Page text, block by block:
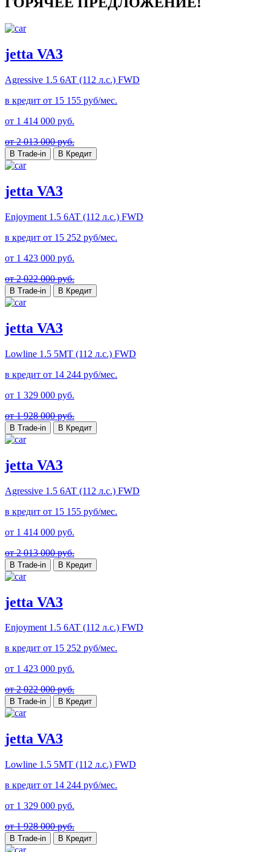
jetta VA3
Agressive 1.5 6AT (112 л.с.) FWD
в кредит от 15 155 руб/мес.
от 1 414 000 руб.
от 2 013 000 руб.
В Trade-in В Кредит
jetta VA3
Enjoyment 1.5 6AT (112 л.с.) FWD
в кредит от 15 252 руб/мес.
от 1 423 000 руб.
от 2 022 000 руб.
В Trade-in В Кредит
jetta VA3
Lowline 1.5 5MT (112 л.с.) FWD
в кредит от 14 244 руб/мес.
от 1 329 000 руб.
от 1 928 000 руб.
В Trade-in В Кредит
jetta VA3
Agressive 1.5 6AT (112 л.с.) FWD
в кредит от 15 155 руб/мес.
от 1 414 000 руб.
от 2 013 000 руб.
В Trade-in В Кредит
jetta VA3
Enjoyment 1.5 6AT (112 л.с.) FWD
в кредит от 15 252 руб/мес.
от 1 423 000 руб.
от 2 022 000 руб.
В Trade-in В Кредит
jetta VA3
Lowline 1.5 5MT (112 л.с.) FWD
в кредит от 14 244 руб/мес.
от 1 329 000 руб.
от 1 928 000 руб.
В Trade-in В Кредит